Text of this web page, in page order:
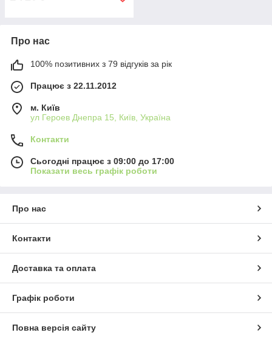
Про нас
100% позитивних з 79 відгуків за рік
Працює з 22.11.2012
м. Київ
ул Героев Днепра 15, Київ, Україна
Контакти
Сьогодні працює з 09:00 до 17:00
Показати весь графік роботи
Про нас
Контакти
Доставка та оплата
Графік роботи
Повна версія сайту